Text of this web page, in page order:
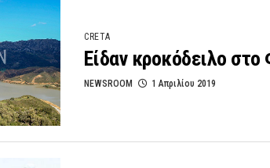
CRETA
Είδαν κροκόδειλο
NEWSROOM 1 Απριλίου 2019